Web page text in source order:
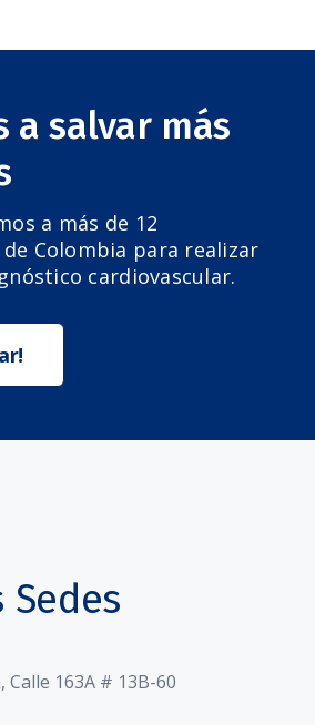
a salvar más
a más de 12
Colombia para realizar
cardiovascular.
Sedes
163A # 13B-60